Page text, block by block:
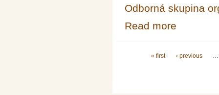
Odborná skupina
Read more
Pages« first ‹ previous …